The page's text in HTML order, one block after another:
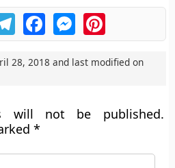
TelegramFacebookMessengerPinterest
28, 2018 and last modified on
will not be published.
*